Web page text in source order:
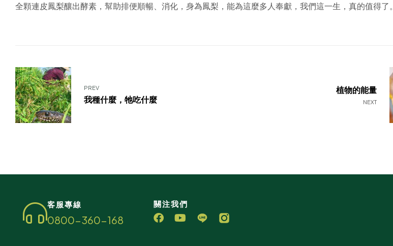
全顆連皮鳳梨釀出酵素，幫助排便順暢、消化，身為鳳梨，能為這麼多人奉獻，我們這一生，真的值得了。
PREV
我種什麼，牠吃什麼 NEXT
植物的能量
客服專線
0800-360-168
關注我們